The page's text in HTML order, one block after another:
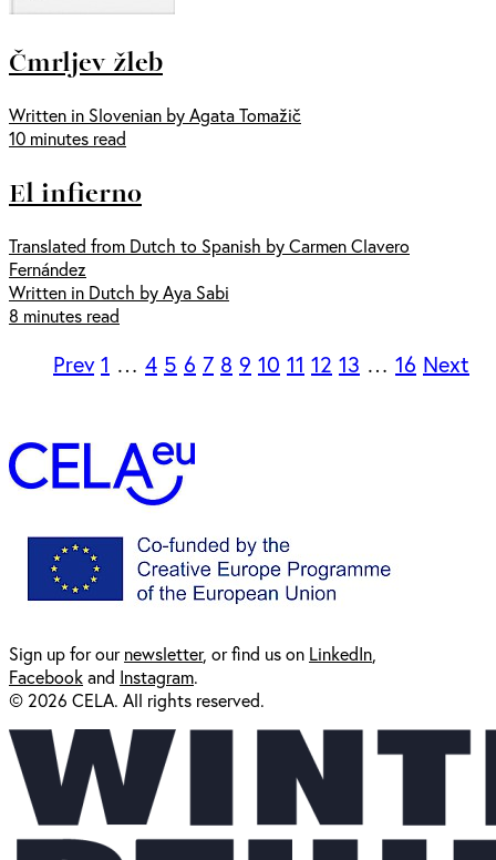
Čmrljev žleb
Written in Slovenian by Agata Tomažič
10 minutes read
El infierno
Translated from Dutch to Spanish by Carmen Clavero
Fernández
Written in Dutch by Aya Sabi
8 minutes read
Prev 1 … 4 5 6 7 8 9 10 11 12 13 … 16 Next
Sign up for ournewsletter, or find us on LinkedIn
Facebookand Instagram.
© 2026 CELA. All rights reserved.